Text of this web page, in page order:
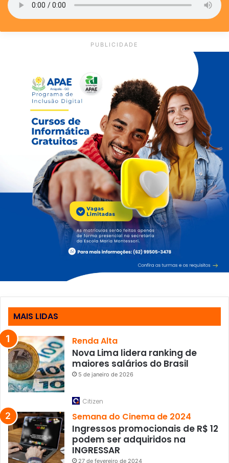
PUBLICIDADE
MAIS LIDAS
Renda Alta
Nova Lima lidera ranking de
maiores salários do Brasil
5 de janeiro de 2026
Citizen
Semana do Cinema de 2024
Ingressos promocionais de R$ 12
podem ser adquiridos na
INGRESSAR
27 de fevereiro de 2024